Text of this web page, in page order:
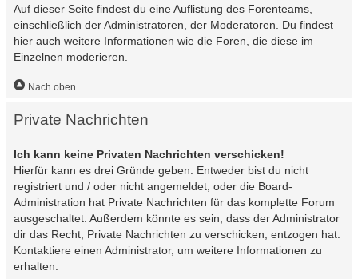
Auf dieser Seite findest du eine Auflistung des Forenteams,
einschließlich der Administratoren, der Moderatoren. Du findest
hier auch weitere Informationen wie die Foren, die diese im
Einzelnen moderieren.
Nach oben
Private Nachrichten
Ich kann keine Privaten Nachrichten verschicken!
Hierfür kann es drei Gründe geben: Entweder bist du nicht
registriert und / oder nicht angemeldet, oder die Board-
Administration hat Private Nachrichten für das komplette Forum
ausgeschaltet. Außerdem könnte es sein, dass der Administrator
dir das Recht, Private Nachrichten zu verschicken, entzogen hat.
Kontaktiere einen Administrator, um weitere Informationen zu
erhalten.